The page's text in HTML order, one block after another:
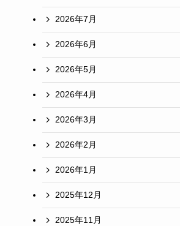
2026年7月
2026年6月
2026年5月
2026年4月
2026年3月
2026年2月
2026年1月
2025年12月
2025年11月